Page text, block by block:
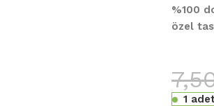
%100
özel
1